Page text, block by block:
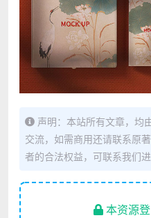
声明：本站所有文章，均
交流，如需商用还请联系原
者的合法权益，可联系我们进
本资源